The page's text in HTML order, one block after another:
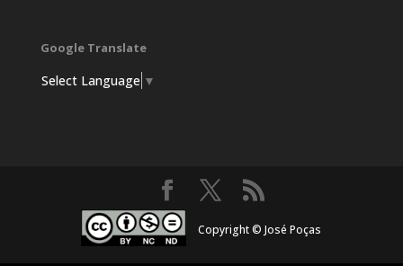
Google Translate
Select Language ▼
Copyright © José Poças